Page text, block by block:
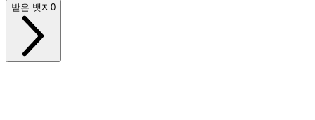
받은 뱃지0